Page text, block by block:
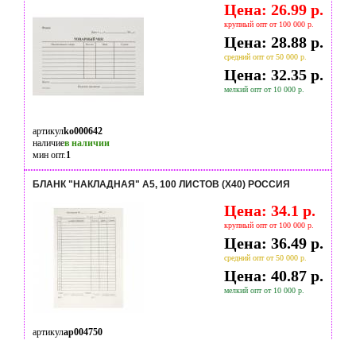
Цена: 26.99 р.
крупный опт от 100 000 р.
Цена: 28.88 р.
средний опт от 50 000 р.
Цена: 32.35 р.
мелкий опт от 10 000 р.
артикулko000642
наличиев наличии
мин опт.1
БЛАНК "НАКЛАДНАЯ" А5, 100 ЛИСТОВ (Х40) РОССИЯ
Цена: 34.1 р.
крупный опт от 100 000 р.
Цена: 36.49 р.
средний опт от 50 000 р.
Цена: 40.87 р.
мелкий опт от 10 000 р.
артикулap004750